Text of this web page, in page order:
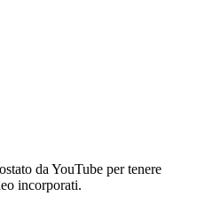
da YouTube per tenere
incorporati.